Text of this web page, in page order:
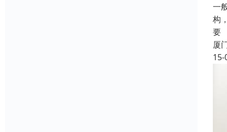
一
构
要
厦
15-